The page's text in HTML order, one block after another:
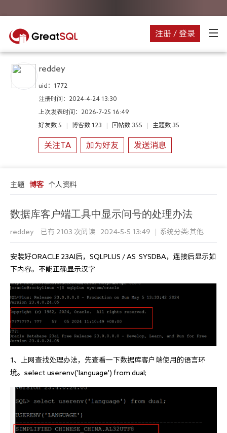
注册 / 登录
reddey
uid： 1772
注册时间： 2024-4-24 13:30
上次发表时间： 2026-7-25 16:49
好友数 5 | 博客数 123 | 回帖数 355 | 主题数 35
关注TA 加为好友 发送消息
主题 博客 个人资料
数据库客户端工具中显示问号的处理办法
reddey 已有 2103 次阅读 2024-5-5 13:49 系统分类:其他
安装好ORACLE 23AI后，SQLPLUS / AS  SYSDBA，连接后显示如
下内容。不能正确显示汉字
1、上网查找处理办法，先查看一下数据库客户端使用的语言环
境。select userenv('language') from dual;